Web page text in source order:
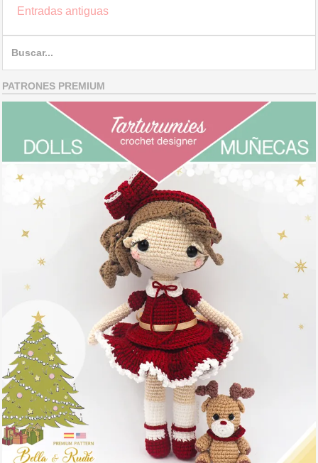
Posts
Entradas antiguas
PATRONES PREMIUM